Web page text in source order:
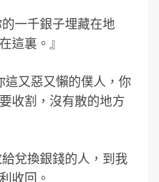
一千銀子埋藏在地
這裏。』
這又惡又懶的僕人，你
收割，沒有散的地方
兌換銀錢的人，到我
收回。